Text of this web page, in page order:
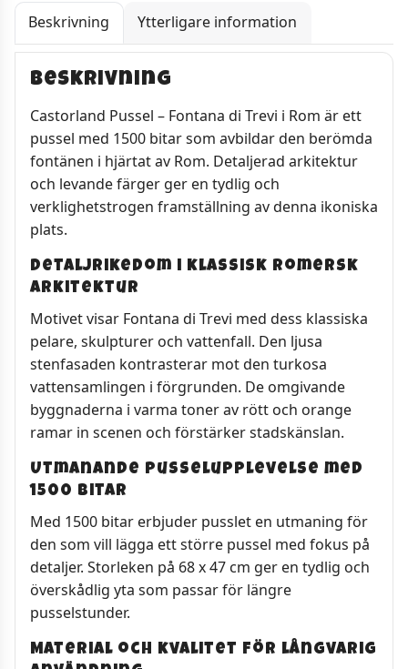
Beskrivning Ytterligare information
Beskrivning
Castorland Pussel – Fontana di Trevi i Rom är ett
pussel med 1500 bitar som avbildar den berömda
fontänen i hjärtat av Rom. Detaljerad arkitektur
och levande färger ger en tydlig och
verklighetstrogen framställning av denna ikoniska
plats.
Detaljrikedom i klassisk romersk
arkitektur
Motivet visar Fontana di Trevi med dess klassiska
pelare, skulpturer och vattenfall. Den ljusa
stenfasaden kontrasterar mot den turkosa
vattensamlingen i förgrunden. De omgivande
byggnaderna i varma toner av rött och orange
ramar in scenen och förstärker stadskänslan.
Utmanande pusselupplevelse med
1500 bitar
Med 1500 bitar erbjuder pusslet en utmaning för
den som vill lägga ett större pussel med fokus på
detaljer. Storleken på 68 x 47 cm ger en tydlig och
överskådlig yta som passar för längre
pusselstunder.
Material och kvalitet för långvarig